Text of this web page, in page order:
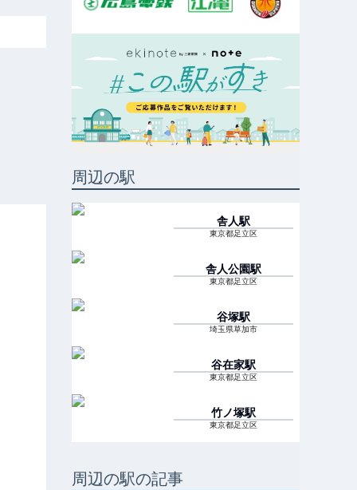
周辺の駅
舎人駅
東京都足立区
舎人公園駅
東京都足立区
谷塚駅
埼玉県草加市
谷在家駅
東京都足立区
竹ノ塚駅
東京都足立区
周辺の駅の記事